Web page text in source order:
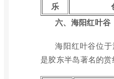
乐
六、海阳红叶谷
海阳红叶谷位于
是胶东半岛著名的赏